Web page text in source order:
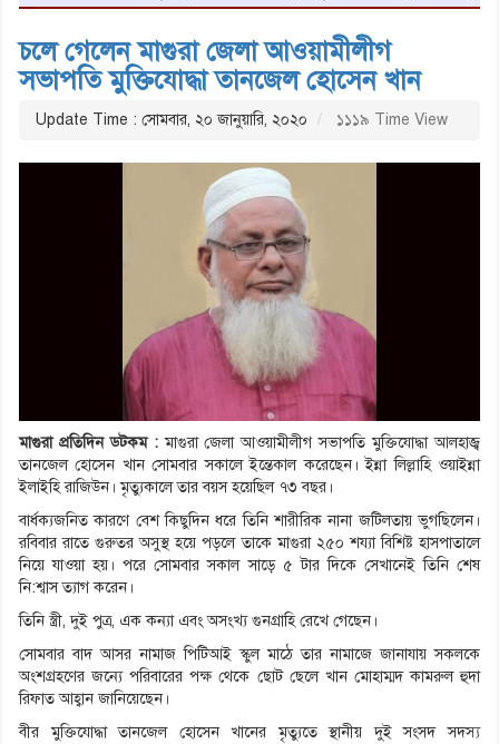
চলে গেলেন মাগুরা জেলা আওয়ামীলীগ
সভাপতি মুক্তিযোদ্ধা তানজেল হোসেন খান
Update Time : সোমবার, ২০ জানুয়ারি, ২০২০ ১১১৯ Time View
মাগুরা প্রতিদিন ডটকম :মাগুরা জেলা আওয়ামীলীগ সভাপতি মুক্তিযোদ্ধা আলহাজ্ব
তানজেল হোসেন খান সোমবার সকালে ইন্তেকাল করেছেন। ইন্না লিল্লাহি ওয়াইন্না
ইলাইহি রাজিউন। মৃত্যুকালে তার বয়স হয়েছিল ৭৩ বছর।
বার্ধক্যজনিত কারণে বেশ কিছুদিন ধরে তিনি শারীরিক নানা জটিলতায় ভুগছিলেন।
রবিবার রাতে গুরুতর অসুস্থ হয়ে পড়লে তাকে মাগুরা ২৫০ শয্যা বিশিষ্ট হাসপাতালে
নিয়ে যাওয়া হয়। পরে সোমবার সকাল সাড়ে ৫ টার দিকে সেখানেই তিনি শেষ
নি:শ্বাস ত্যাগ করেন।
তিনি স্ত্রী, দুই পুত্র, এক কন্যা এবং অসংখ্য গুনগ্রাহি রেখে গেছেন।
সোমবার বাদ আসর নামাজ পিটিআই স্কুল মাঠে তার নামাজে জানাযায় সকলকে
অংশগ্রহণের জন্যে পরিবারের পক্ষ থেকে ছোট ছেলে খান মোহাম্মদ কামরুল হুদা
রিফাত আহ্বান জানিয়েছেন।
বীর মুক্তিযোদ্ধা তানজেল হোসেন খানের মৃত্যুতে স্থানীয় দুই সংসদ সদস্য